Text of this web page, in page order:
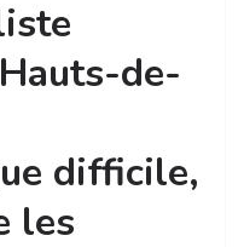
de-
difficile,
les